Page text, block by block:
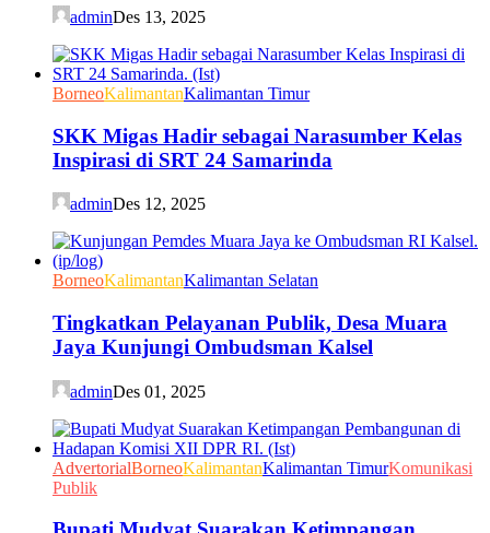
adminDes 13, 2025
BorneoKalimantanKalimantan Timur
SKK Migas Hadir sebagai Narasumber Kelas
Inspirasi di SRT 24 Samarinda
adminDes 12, 2025
BorneoKalimantanKalimantan Selatan
Tingkatkan Pelayanan Publik, Desa Muara
Jaya Kunjungi Ombudsman Kalsel
adminDes 01, 2025
AdvertorialBorneoKalimantanKalimantan TimurKomunikasi
Publik